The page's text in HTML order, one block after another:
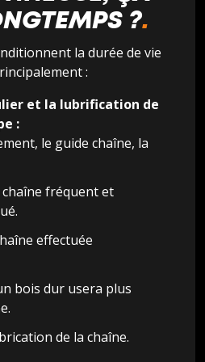
?
la durée de vie
:
et la lubrification de
:
le guide chaîne, la
fréquent et
effectuée
bois dur usera plus
de la chaîne.